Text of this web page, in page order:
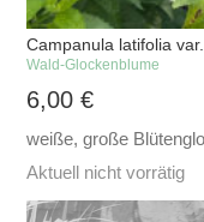
Campanula latifolia
Wald-Glockenblume
6,00€
weiße, große
Aktuell nicht vorrätig